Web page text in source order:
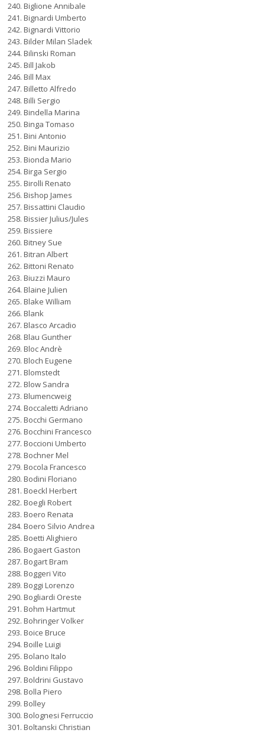
Biglione Annibale
Bignardi Umberto
Bignardi Vittorio
Bilder Milan Sladek
Bilinski Roman
Bill Jakob
Bill Max
Billetto Alfredo
Billi Sergio
Bindella Marina
Binga Tomaso
Bini Antonio
Bini Maurizio
Bionda Mario
Birga Sergio
Birolli Renato
Bishop James
Bissattini Claudio
Bissier Julius/Jules
Bissiere
Bitney Sue
Bitran Albert
Bittoni Renato
Biuzzi Mauro
Blaine Julien
Blake William
Blank
Blasco Arcadio
Blau Gunther
Bloc Andrè
Bloch Eugene
Blomstedt
Blow Sandra
Blumencweig
Boccaletti Adriano
Bocchi Germano
Bocchini Francesco
Boccioni Umberto
Bochner Mel
Bocola Francesco
Bodini Floriano
Boeckl Herbert
Boegli Robert
Boero Renata
Boero Silvio Andrea
Boetti Alighiero
Bogaert Gaston
Bogart Bram
Boggeri Vito
Boggi Lorenzo
Bogliardi Oreste
Bohm Hartmut
Bohringer Volker
Boice Bruce
Boille Luigi
Bolano Italo
Boldini Filippo
Boldrini Gustavo
Bolla Piero
Bolley
Bolognesi Ferruccio
Boltanski Christian